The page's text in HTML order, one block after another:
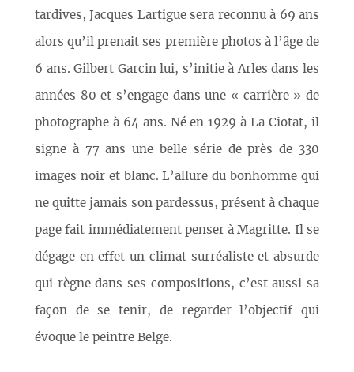
tardives, Jacques Lartigue sera reconnu à 69 ans
alors qu’il prenait ses première photos à l’âge de
6 ans. Gilbert Garcin lui, s’initie à Arles dans les
années 80 et s’engage dans une « carrière » de
photographe à 64 ans. Né en 1929 à La Ciotat, il
signe à 77 ans une belle série de près de 330
images noir et blanc. L’allure du bonhomme qui
ne quitte jamais son pardessus, présent à chaque
page fait immédiatement penser à Magritte. Il se
dégage en effet un climat surréaliste et absurde
qui règne dans ses compositions, c’est aussi sa
façon de se tenir, de regarder l’objectif qui
évoque le peintre Belge.